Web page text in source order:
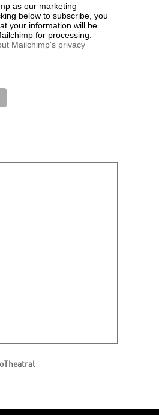
as our marketing
below to subscribe, you
your information will be
for processing.
Mailchimp's privacy